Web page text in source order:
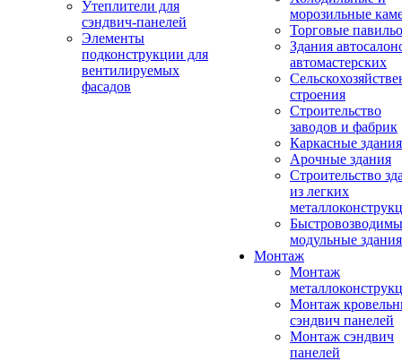
Утеплители для
сэндвич-панелей
Элементы
подконструкции для
вентилируемых
фасадов
морозильные
Торговые
Здания
автомастерских
строения
Строительство
заводов и фабрик
Каркасные здания
Арочные здания
Строительство
из легких
модульные здания
Монтаж
Монтаж
Монтаж
сэндвич панелей
Монтаж сэндвич
панелей